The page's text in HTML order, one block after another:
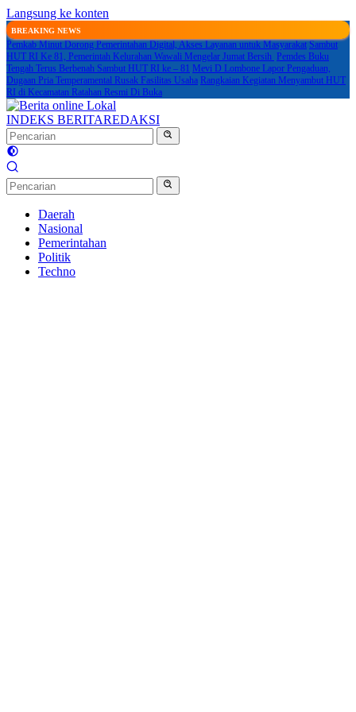
Langsung ke konten
BREAKING NEWS
Pemkab Minut Dorong Pemerintahan Digital, Akses Layanan untuk Masyarakat Sambut
HUT RI Ke 81, Pemerintah Kelurahan Wawali Mengelar Jumat Bersih
Pemdes Buku
Tengah Terus Berbenah Sambut HUT RI ke – 81 Mevi D Lombone Lapor Pengaduan,
Dugaan Pria Temperamental Rusak Fasilitas Usaha Rangkaian Kegiatan Menyambut HUT
RI di Kecamatan Ratahan Resmi Di Buka
INDEKS BERITAREDAKSI
Daerah
Nasional
Pemerintahan
Politik
Techno